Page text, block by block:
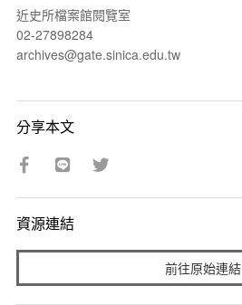
近史所檔案館閱覽室
02-27898284
archives@gate.sinica.edu.tw
分享本文
資源連結
前往原始連結